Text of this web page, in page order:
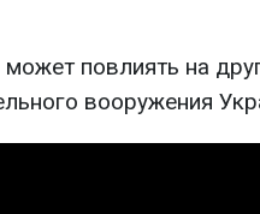
повлиять на
вооружения